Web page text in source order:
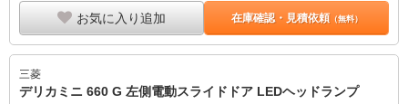
お気に入り追加 在庫確認・見積依頼（無料）
三菱
デリカミニ 660 G 左側電動スライドドア LEDヘッドランプ